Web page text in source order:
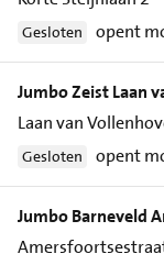
Gesloten opent
Jumbo Zeist Laan
Laan van
Gesloten opent
Jumbo Barneveld